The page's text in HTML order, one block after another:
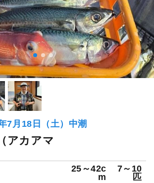
7月18日（土）中潮
（アカアマ
25～42c
m
7～10
匹